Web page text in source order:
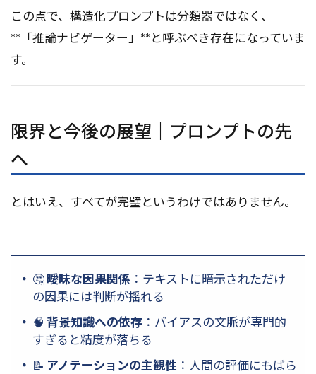
この点で、構造化プロンプトは分類器ではなく、
**「推論ナビゲーター」**と呼ぶべき存在になっていま
す。
限界と今後の展望｜プロンプトの先
へ
とはいえ、すべてが完璧というわけではありません。
🤔曖昧な因果関係 ：テキストに暗示されただけ
の因果には判断が揺れる
🧠 背景知識への依存：バイアスの文脈が専門的
すぎると精度が落ちる
📝 アノテーションの主観性 ：人間の評価にもばら